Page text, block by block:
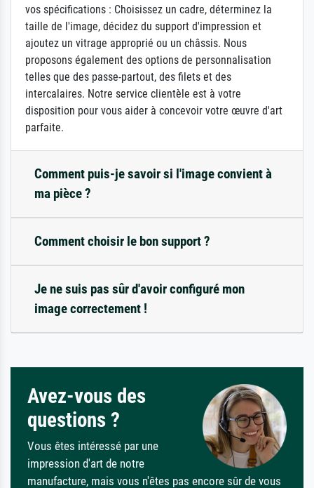
vos spécifications : Choisissez un cadre, déterminez la
taille de l'image, décidez du support d'impression et
ajoutez un vitrage approprié ou un châssis. Nous
proposons également des options de personnalisation
telles que des passe-partout, des filets et des
intercalaires. Notre service clientèle est à votre
disposition pour vous aider à concevoir votre œuvre d'art
parfaite.
Comment puis-je savoir si l'image convient à
ma pièce ?
Comment choisir le bon support ?
Je ne suis pas sûr d'avoir configuré mon
image correctement !
Avez-vous des
questions ?
Vous êtes intéressé par une
impression d'art de notre
manufacture, mais vous n'êtes pas encore sûr de vous